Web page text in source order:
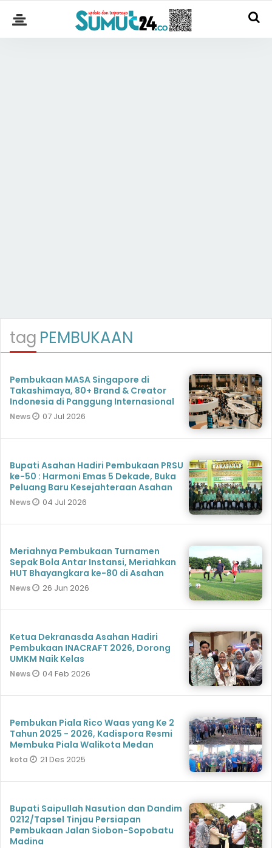
tag PEMBUKAAN
Pembukaan MASA Singapore di
Takashimaya, 80+ Brand & Creator
Indonesia di Panggung Internasional
News 07 Jul 2026
Bupati Asahan Hadiri Pembukaan PRSU
ke-50 : Harmoni Emas 5 Dekade, Buka
Peluang Baru Kesejahteraan Asahan
News 04 Jul 2026
Meriahnya Pembukaan Turnamen
Sepak Bola Antar Instansi, Meriahkan
HUT Bhayangkara ke-80 di Asahan
News 26 Jun 2026
Ketua Dekranasda Asahan Hadiri
Pembukaan INACRAFT 2026, Dorong
UMKM Naik Kelas
News 04 Feb 2026
Pembukan Piala Rico Waas yang Ke 2
Tahun 2025 - 2026, Kadispora Resmi
Membuka Piala Walikota Medan
kota 21 Des 2025
Bupati Saipullah Nasution dan Dandim
0212/Tapsel Tinjau Persiapan
Pembukaan Jalan Siobon-Sopobatu
Madina